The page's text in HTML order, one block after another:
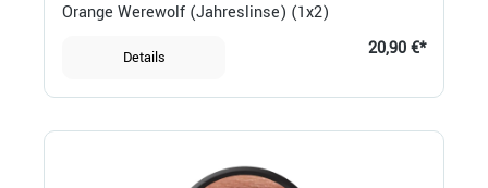
Orange Werewolf (Jahreslinse) (1x2)
Details 20,90 €*